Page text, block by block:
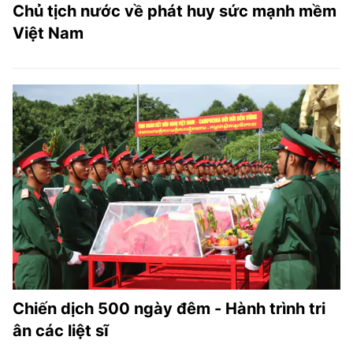
Chủ tịch nước về phát huy sức mạnh mềm
Việt Nam
Chiến dịch 500 ngày đêm - Hành trình tri
ân các liệt sĩ